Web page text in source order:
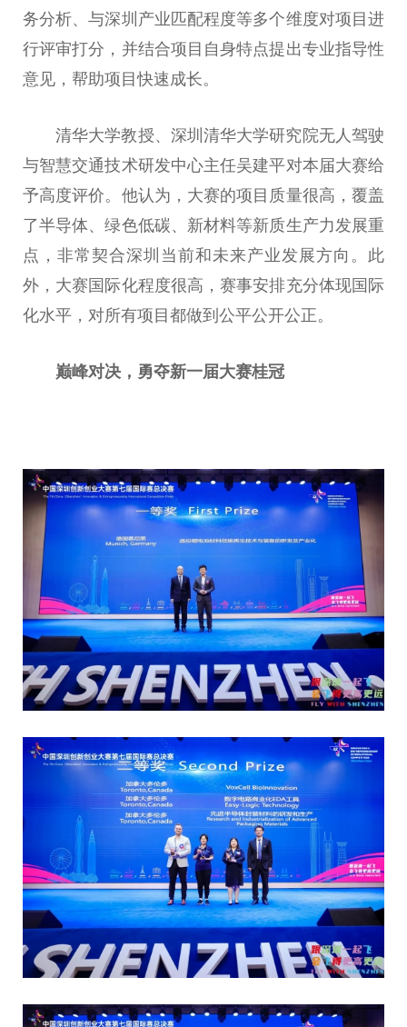
务分析、与深圳产业匹配程度等多个维度对项目进
行评审打分，并结合项目自身特点提出专业指导性
意见，帮助项目快速成长。
清华大学教授、深圳清华大学研究院无人驾驶
与智慧交通技术研发中心主任吴建平对本届大赛给
予高度评价。他认为，大赛的项目质量很高，覆盖
了半导体、绿色低碳、新材料等新质生产力发展重
点，非常契合深圳当前和未来产业发展方向。此
外，大赛国际化程度很高，赛事安排充分体现国际
化水平，对所有项目都做到公平公开公正。
巅峰对决，勇夺新一届大赛桂冠